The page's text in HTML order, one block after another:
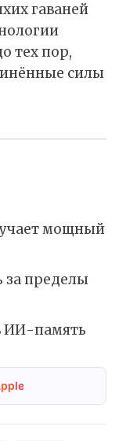
гаваней
тех пор,
силы
мощный
за пределы
ИИ-память